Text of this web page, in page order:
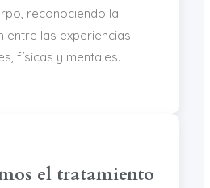
reconociendo la
entre las experiencias
físicas y mentales.
el tratamiento